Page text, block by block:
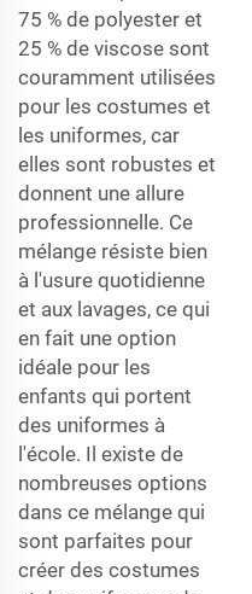
75 % de polyester et
25 % de viscose sont
couramment utilisées
pour les costumes et
les uniformes, car
elles sont robustes et
donnent une allure
professionnelle. Ce
mélange résiste bien
à l'usure quotidienne
et aux lavages, ce qui
en fait une option
idéale pour les
enfants qui portent
des uniformes à
l'école. Il existe de
nombreuses options
dans ce mélange qui
sont parfaites pour
créer des costumes